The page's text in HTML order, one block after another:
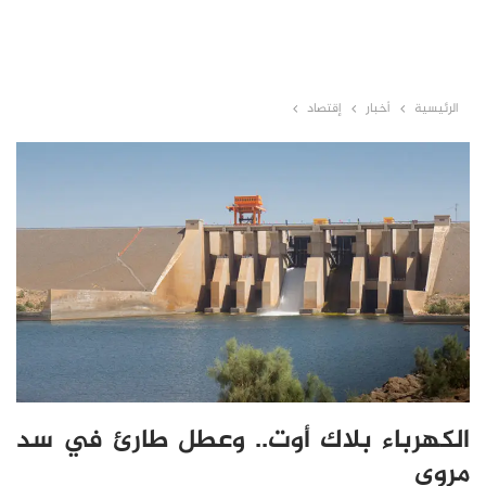
الرئيسية أخبار إقتصاد
الكهرباء بلاك أوت.. وعطل طارئ في سد
مروي